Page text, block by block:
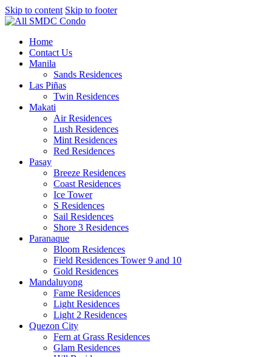
Skip to content Skip to footer
Home
Contact Us
Manila
Sands Residences
Las Piñas
Twin Residences
Makati
Air Residences
Lush Residences
Mint Residences
Red Residences
Pasay
Breeze Residences
Coast Residences
Ice Tower
S Residences
Sail Residences
Shore 3 Residences
Paranaque
Bloom Residences
Field Residences Tower 9 and 10
Gold Residences
Mandaluyong
Fame Residences
Light Residences
Light 2 Residences
Quezon City
Fern at Grass Residences
Glam Residences